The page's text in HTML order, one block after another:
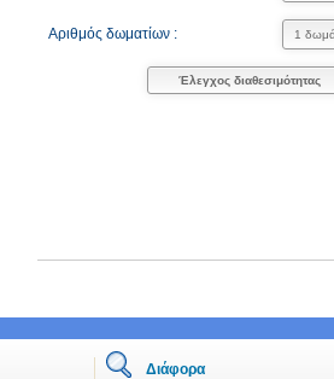
Αριθμός δωματίων :
Έλεγχος διαθεσιμότητας
Διάφορα